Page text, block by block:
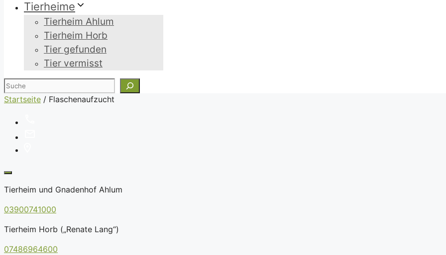
Tierheime
Tierheim Ahlum
Tierheim Horb
Tier gefunden
Tier vermisst
Suchen
Startseite / Flaschenaufzucht
Tierheim und Gnadenhof Ahlum
03900741000
Tierheim Horb („Renate Lang“)
07486964600